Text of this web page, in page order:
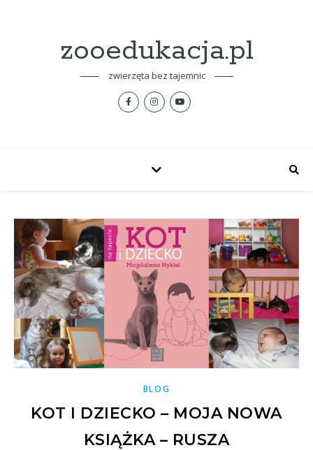
zooedukacja.pl
zwierzęta bez tajemnic
BLOG
KOT I DZIECKO – MOJA NOWA
KSIĄŻKA – RUSZA